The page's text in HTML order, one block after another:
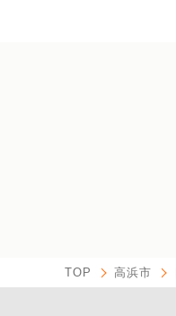
TOP 高浜市